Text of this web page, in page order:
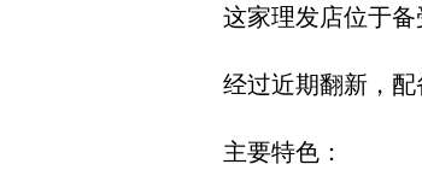
这家理发店位于
经过近期翻新，
主要特色：